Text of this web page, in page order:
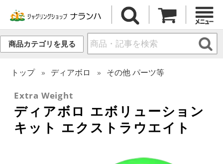
商品カテゴリを見る
トップ ディアボロ その他 パーツ等
Extra Weight
ディアボロ エボリューション
キット エクストラウエイト